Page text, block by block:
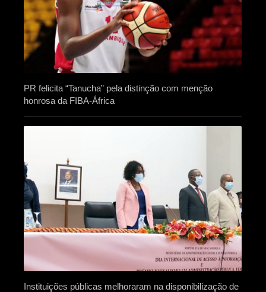
PR felicita “Tanucha” pela distinção com menção
honrosa da FIBA-África
Instituições públicas melhoraram na disponibilização de